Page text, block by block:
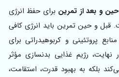
و بعد از تمرین برای حفظ انرژی
و حین تمرین باید انرژی کافی
پروتئینی و کربوهیدراتی برای
رژیم غذایی بدنسازی مؤثر
بلکه به بهبود قدرت، استقامت،